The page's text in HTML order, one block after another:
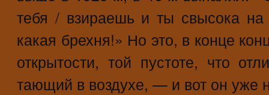
тебя / взираешь и ты свысока
какая брехня!» Но это, в конце
открытости, той пустоте, что
тающий в воздухе, — и вот он уже